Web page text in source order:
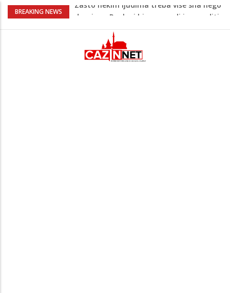
BREAKING NEWS
Barbarez o igračima iz dijaspore: Da su
"birali", a ne pripadali
Cazin: Bećirović i Ogrešević otvorili Muzej
„Kuća Nurije Pozderca“